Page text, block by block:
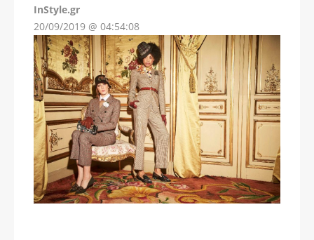
InStyle.gr
20/09/2019 @ 04:54:08